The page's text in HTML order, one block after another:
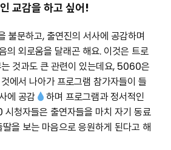
교감을 하고 싶어!
불문하고, 출연진의 서사에 공감하며
의 외로움을 달래곤 해요. 이것은 트로
것과도 큰 관련이 있는데요, 5060은
에서 나아가 프로그램 참가자들이 들
에 공감
하며 프로그램과 정서적인
청자들은 출연자들을 마치 자기 동료
을 보는 마음으로 응원하게 된다고 해